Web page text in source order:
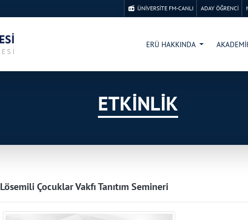
ÜNİVERSİTE FM-CANLI ADAY ÖĞRENCİ
ERÜ HAKKINDA
ETKİNLİK
Lösemili Çocuklar Vakfı Tanıtım Semineri